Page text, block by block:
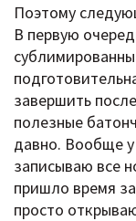
Поэтому
В первую
завершить
полезные
давно. Вообще у
записываю все
пришло время
просто